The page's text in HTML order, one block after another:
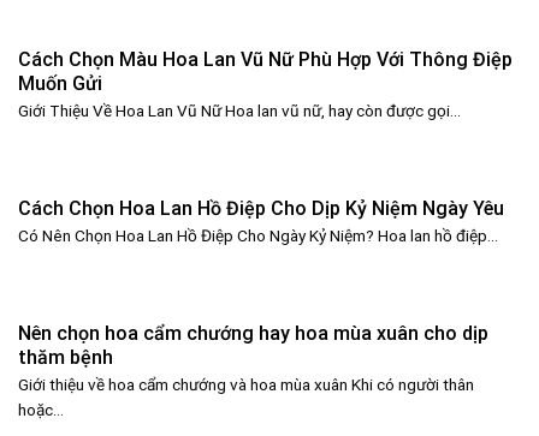
Cách Chọn Màu Hoa Lan Vũ Nữ Phù Hợp Với Thông Điệp
Muốn Gửi
Giới Thiệu Về Hoa Lan Vũ Nữ Hoa lan vũ nữ, hay còn được gọi...
Cách Chọn Hoa Lan Hồ Điệp Cho Dịp Kỷ Niệm Ngày Yêu
Có Nên Chọn Hoa Lan Hồ Điệp Cho Ngày Kỷ Niệm? Hoa lan hồ điệp...
Nên chọn hoa cẩm chướng hay hoa mùa xuân cho dịp
thăm bệnh
Giới thiệu về hoa cẩm chướng và hoa mùa xuân Khi có người thân
hoặc...